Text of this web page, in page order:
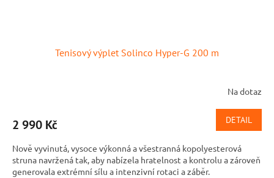
Tenisový výplet Solinco Hyper-G 200 m
Na dotaz
2 990 Kč DETAIL
Nově vyvinutá, vysoce výkonná a všestranná kopolyesterová
struna navržená tak, aby nabízela hratelnost a kontrolu a zároveň
generovala extrémní sílu a intenzivní rotaci a záběr.